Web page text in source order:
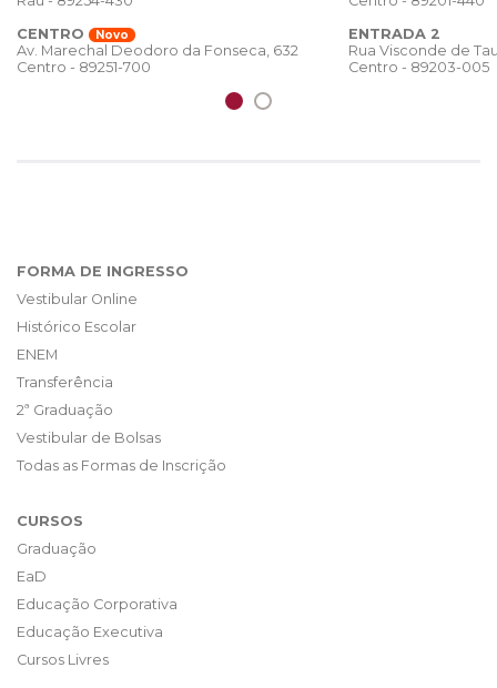
CENTRO
Novo
Av. Marechal Deodoro da Fonseca, 632
Centro - 89251-700
ENTRADA 2
Rua Visconde de
Centro - 89203-005
FORMA DE INGRESSO
Vestibular Online
Histórico Escolar
ENEM
Transferência
2ª Graduação
Vestibular de Bolsas
Todas as Formas de Inscrição
CURSOS
Graduação
EaD
Educação Corporativa
Educação Executiva
Cursos Livres